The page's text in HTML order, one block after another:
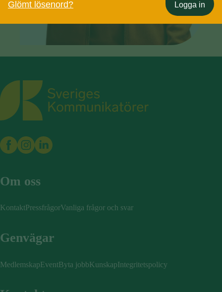
Logga in
Glömt lösenord?
Sveriges Kommunikatörer
Om oss
KontaktPressfrågorVanliga frågor och svar
Genvägar
MedlemskapEventByta jobbKunskapIntegritetspolicy